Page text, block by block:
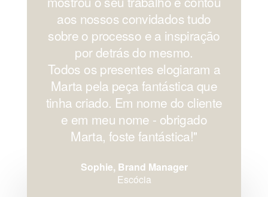
aos nossos convidados tudo
sobre o processo e a inspiração
por detrás do mesmo.
Todos os presentes elogiaram a
Marta pela peça fantástica que
tinha criado. Em nome do cliente
e em meu nome - obrigado
Marta, foste fantástica!''
Sophie, Brand Manager
Escócia